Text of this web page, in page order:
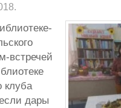
встречей
клуба
дары